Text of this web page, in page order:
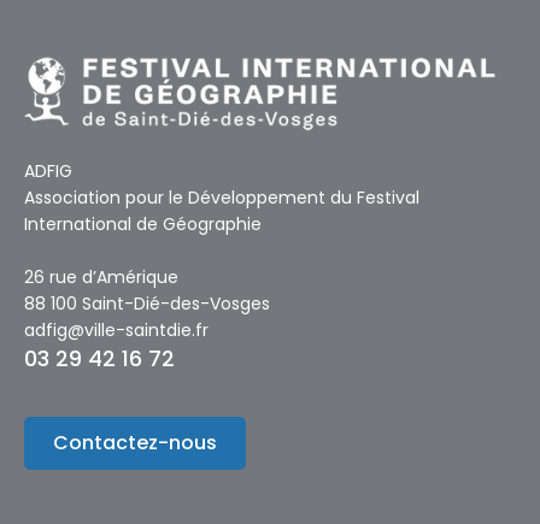
ADFIG
Association pour le Développement du Festival
International de Géographie
26 rue d’Amérique
88 100 Saint-Dié-des-Vosges
adfig@ville-saintdie.fr
03 29 42 16 72
Contactez-nous